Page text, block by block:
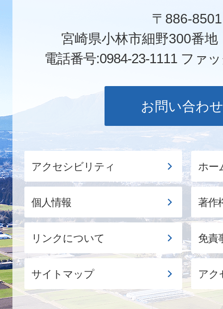
〒886-8501
宮崎県小林市細野300番
電話番号:0984-23-1111 ファ
お問い合わせ
アクセシビリティ ホー
個人情報 著作
リンクについて 免責
サイトマップ アク